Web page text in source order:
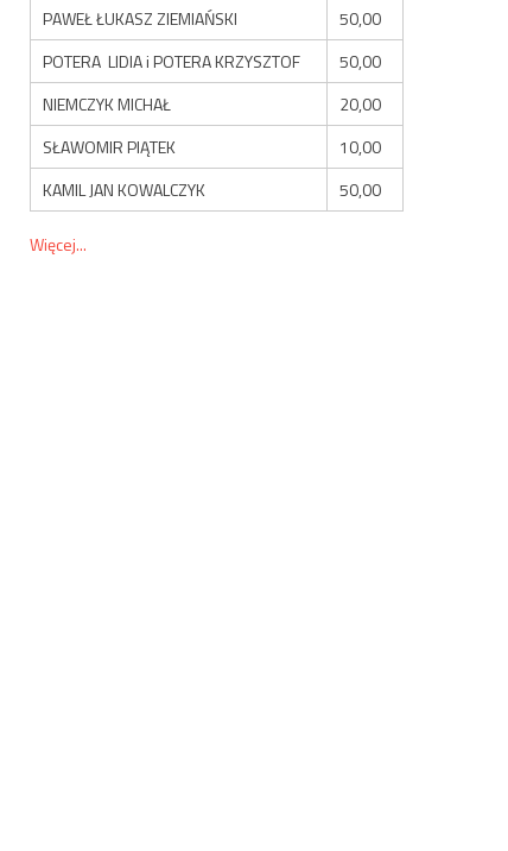
PAWEŁ ŁUKASZ ZIEMIAŃSKI
50,00
POTERA LIDIA i POTERA KRZYSZTOF
50,00
NIEMCZYK MICHAŁ
20,00
SŁAWOMIR PIĄTEK
10,00
KAMIL JAN KOWALCZYK
50,00
Więcej...